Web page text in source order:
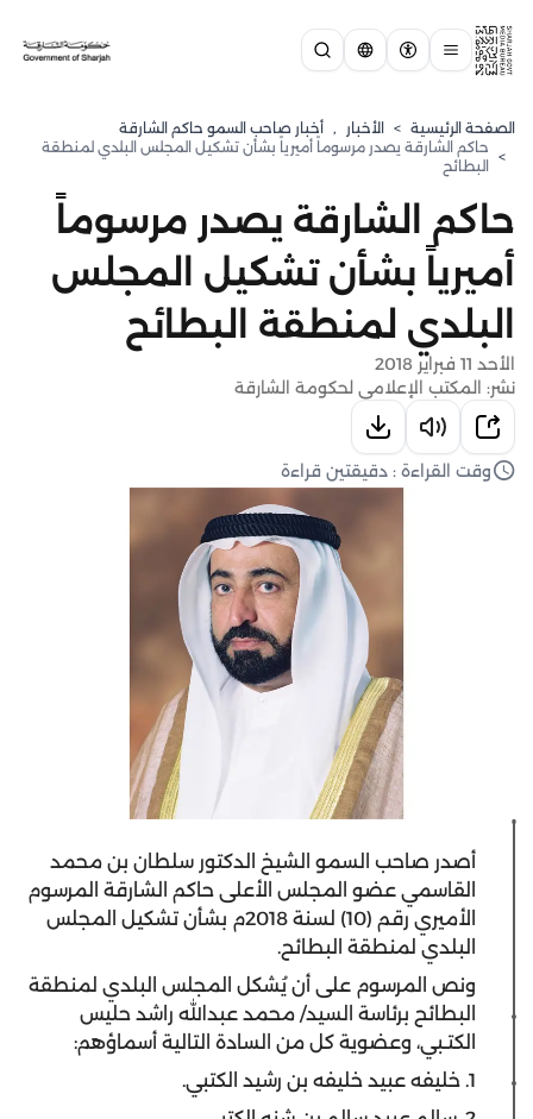
الصفحة الرئيسية > الأخبار , أخبار صاحب السمو حاكم الشارقة
>
حاكم الشارقة يصدر مرسوماً أميرياً بشأن تشكيل المجلس البلدي لمنطقة
البطائح
حاكم الشارقة يصدر مرسوماً
أميرياً بشأن تشكيل المجلس
البلدي لمنطقة البطائح
الأحد 11 فبراير 2018
نشر: المكتب الإعلامي لحكومة الشارقة
وقت القراءة : دقيقتين قراءة
أصدر صاحب السمو الشيخ الدكتور سلطان بن محمد
القاسمي عضو المجلس الأعلى حاكم الشارقة المرسوم
الأميري رقم (10) لسنة 2018م بشأن تشكيل المجلس
البلدي لمنطقة البطائح.
ونص المرسوم على أن يُشكل المجلس البلدي لمنطقة
البطائح برئاسة السيد/ محمد عبدالله راشد حليس
الكتـبي، وعضوية كل من السادة التالية أسماؤهم:
1. خليفه عبيد خليفه بن رشيد الكتبي.